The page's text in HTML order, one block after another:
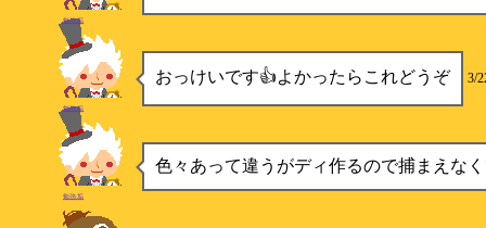
勉強垢
おっけいです👍よかったらこれどうぞ 3/
勉強垢
色々あって違うがディ作るので捕まえな
勉強垢